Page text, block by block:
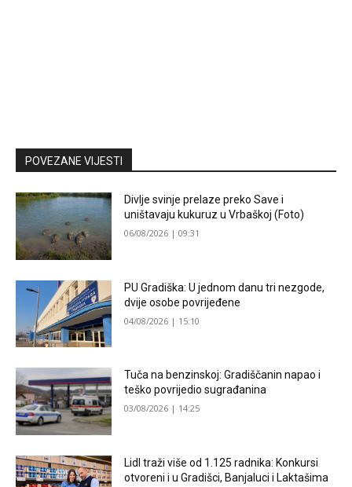
POVEZANE VIJESTI
Divlje svinje prelaze preko Save i
uništavaju kukuruz u Vrbaškoj (Foto)
06/08/2026 | 09:31
PU Gradiška: U jednom danu tri nezgode,
dvije osobe povrijeđene
04/08/2026 | 15:10
Tuča na benzinskoj: Gradiščanin napao i
teško povrijedio sugrađanina
03/08/2026 | 14:25
Lidl traži više od 1.125 radnika: Konkursi
otvoreni i u Gradišci, Banjaluci i Laktašima